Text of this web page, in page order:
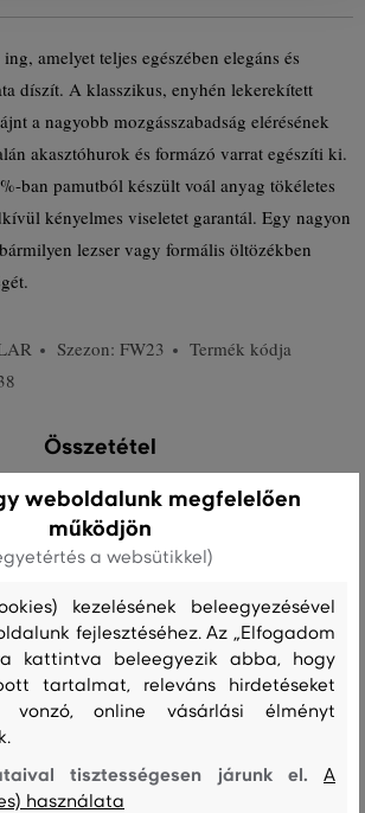
amelyet teljes egészében elegáns és
díszít. A klasszikus, enyhén lekerekített
a nagyobb mozgásszabadság elérésének
akasztóhurok és formázó varrat egészíti ki.
ban pamutból készült voál anyag tökéletes
kényelmes viseletet garantál. Egy nagyon
lezser vagy formális öltözékben
Szezon: FW23
Termék kódja
Összetétel
Kezelési útmutató
weboldalunk megfelelően
működjön
a websütikkel)
kezelésének beleegyezésével
fejlesztéséhez. Az „Elfogadom
kattintva beleegyezik abba, hogy
tartalmat, releváns hirdetéseket
vonzó, online vásárlási élményt
tisztességesen járunk el.A
használata